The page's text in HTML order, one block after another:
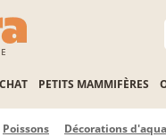
CHAT PETITS MAMMIFÈRES
Poissons Décorations